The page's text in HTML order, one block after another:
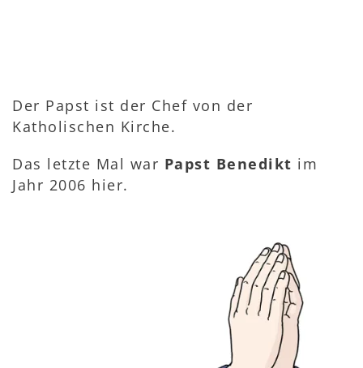
Der Papst ist der Chef von der
Katholischen Kirche.
Das letzte Mal war Papst Benedikt im
Jahr 2006 hier.